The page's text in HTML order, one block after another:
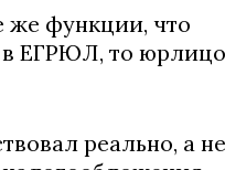
же функции, что
в ЕГРЮЛ, то юрлицо
реально, а